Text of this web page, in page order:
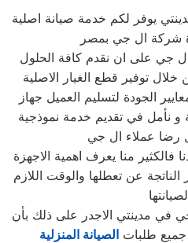
يوفر لكم خدمة صيانة اصلية
شركة ال جي بمصر
جي على ان نقدم كافة الحلول
توفير قطع الغيار الاصلية
الجودة لتسليم العميل جهاز
نأمل في تقديم خدمة نموذجية
رضا عملاء ال جي
فالكثير منا يعرف اهمية الاجهزة
الناتجة عن تعطلها والوقت اللازم
لصيانتها
في مدينتي‏ الاجدر على ذلك بأن
جميع طلباتالصيانة المنزلية